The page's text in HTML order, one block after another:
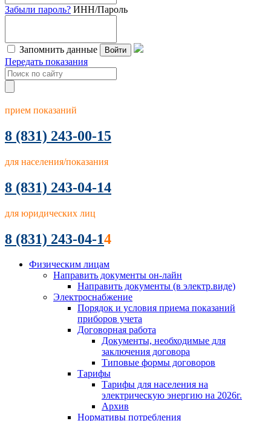
Забыли пароль? ИНН/Пароль
Запомнить данные Войти
Передать показания
прием показаний
8 (831) 243-00-15
для населения/показания
8 (831) 243-04-14
для юридических лиц
8 (831) 243-04-14
Физическим лицам
Направить документы он-лайн
Направить документы (в электр.виде)
Электроснабжение
Порядок и условия приема показаний
приборов учета
Договорная работа
Документы, необходимые для
заключения договора
Типовые формы договоров
Тарифы
Тарифы для населения на
электрическую энергию на 2026г.
Архив
Нормативы потребления